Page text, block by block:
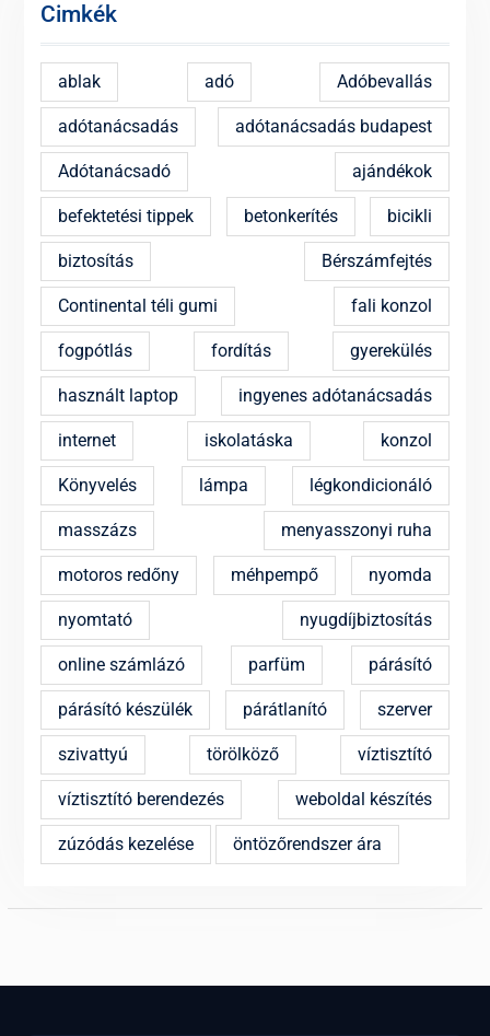
Cimkék
ablak adó Adóbevallás
adótanácsadás adótanácsadás budapest
Adótanácsadó ajándékok
befektetési tippek betonkerítés bicikli
biztosítás Bérszámfejtés
Continental téli gumi fali konzol
fogpótlás fordítás gyerekülés
használt laptop ingyenes adótanácsadás
internet iskolatáska konzol
Könyvelés lámpa légkondicionáló
masszázs menyasszonyi ruha
motoros redőny méhpempő nyomda
nyomtató nyugdíjbiztosítás
online számlázó parfüm párásító
párásító készülék párátlanító szerver
szivattyú törölköző víztisztító
víztisztító berendezés weboldal készítés
zúzódás kezelése öntözőrendszer ára